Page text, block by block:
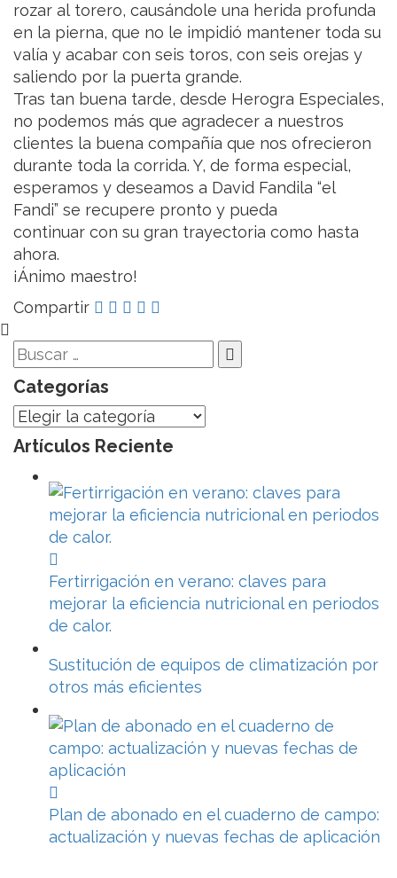
rozar al torero, causándole una herida profunda
en la pierna, que no le impidió mantener toda su
valía y acabar con seis toros, con seis orejas y
saliendo por la puerta grande.
Tras tan buena tarde, desde Herogra Especiales,
no podemos más que agradecer a nuestros
clientes la buena compañía que nos ofrecieron
durante toda la corrida. Y, de forma especial,
esperamos y deseamos a David Fandila “el
Fandi” se recupere pronto y pueda
continuar con su gran trayectoria como hasta
ahora.
¡Ánimo maestro!
Compartir
Categorías
Categorías
Artículos Reciente
Fertirrigación en verano: claves para
mejorar la eficiencia nutricional en periodos
de calor.
Sustitución de equipos de climatización por
otros más eficientes
Plan de abonado en el cuaderno de campo:
actualización y nuevas fechas de aplicación